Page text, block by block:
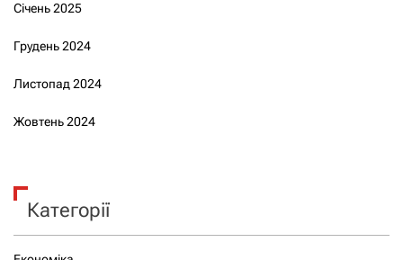
Січень 2025
Грудень 2024
Листопад 2024
Жовтень 2024
Категорії